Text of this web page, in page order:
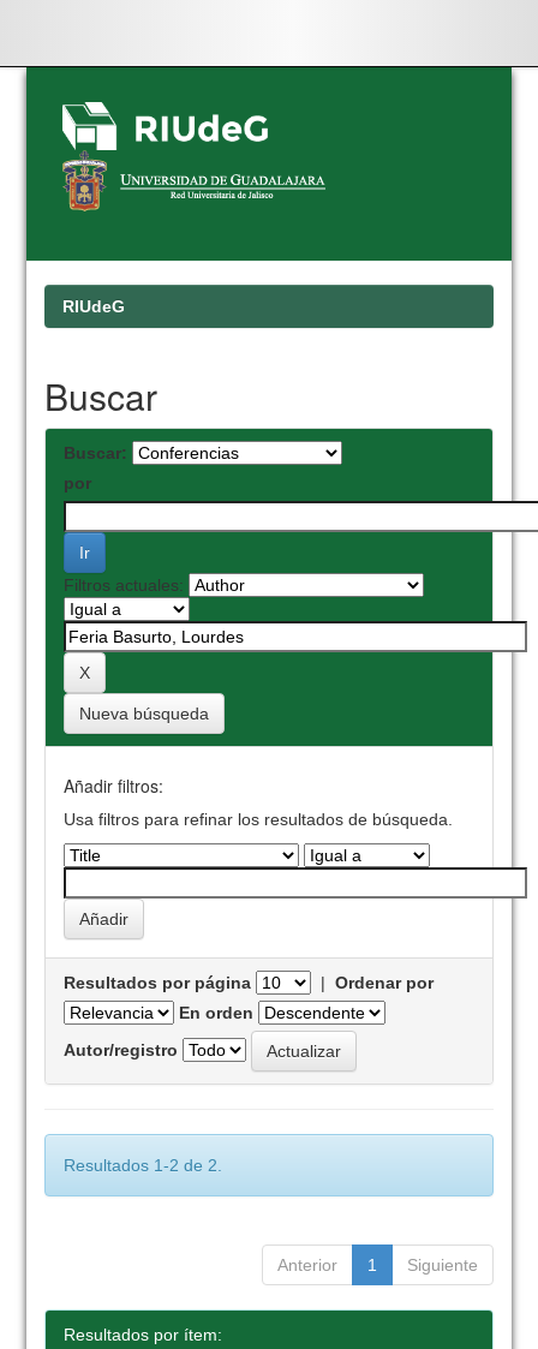
Skip
navigation
RIUdeG
Buscar
Buscar:
por
Filtros actuales:
Nueva búsqueda
Añadir filtros:
Usa filtros para refinar los resultados de búsqueda.
Resultados por página |Ordenar por
En orden
Autor/registro
Resultados 1-2 de 2.
Anterior 1 Siguiente
Resultados por ítem: